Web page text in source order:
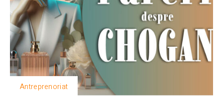
Antreprenoriat